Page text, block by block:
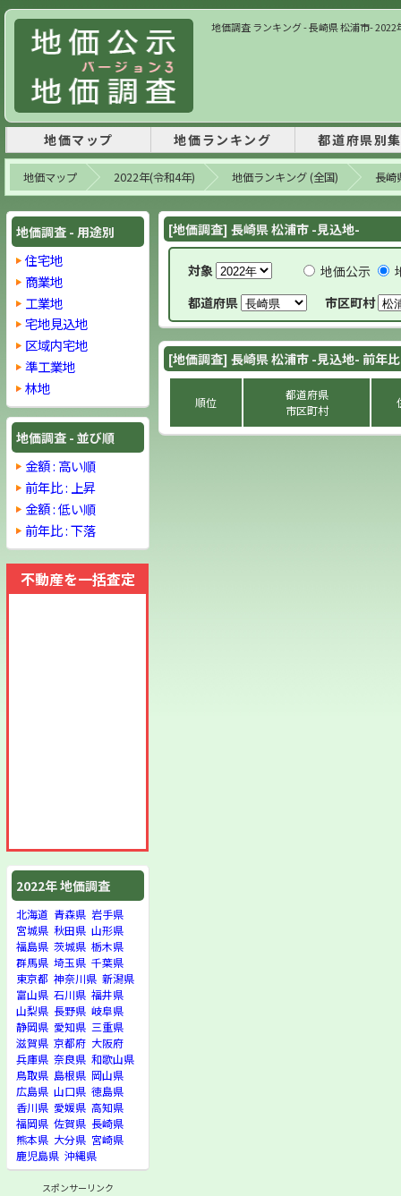
地価調査 ランキング - 長崎県 松浦市-
地価マップ 地価ランキング 都道府県別
地価マップ 2022年(令和4年) 地価ランキング (全国) 長崎
地価調査 - 用途別
住宅地
商業地
工業地
宅地見込地
区域内宅地
準工業地
林地
地価調査 - 並び順
金額 : 高い順
前年比 : 上昇
金額 : 低い順
前年比 : 下落
不動産を一括査定
2022年 地価調査
北海道 青森県 岩手県
宮城県 秋田県 山形県
福島県 茨城県 栃木県
群馬県 埼玉県 千葉県
東京都 神奈川県 新潟県
富山県 石川県 福井県
山梨県 長野県 岐阜県
静岡県 愛知県 三重県
滋賀県 京都府 大阪府
兵庫県 奈良県 和歌山県
鳥取県 島根県 岡山県
広島県 山口県 徳島県
香川県 愛媛県 高知県
福岡県 佐賀県 長崎県
熊本県 大分県 宮崎県
鹿児島県 沖縄県
スポンサーリンク
[地価調査] 長崎県 松浦市 -見込地-
対象 地価公示
都道府県
市区町村
[地価調査] 長崎県 松浦市 -見込地- 前年
順位
都道府県
市区町村